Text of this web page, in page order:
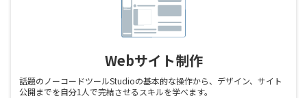
Webサイト制作
話題のノーコードツールStudioの基本的な操作から、デザイン、サイト
公開までを自分1人で完結させるスキルを学べます。